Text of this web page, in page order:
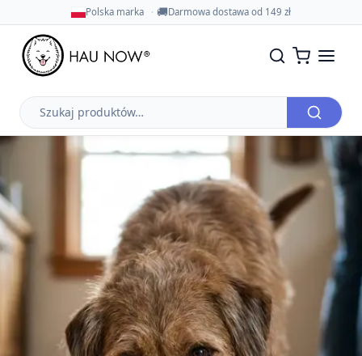
Polska marka 🚚Darmowa dostawa od 149 zł
Szukaj
produktów